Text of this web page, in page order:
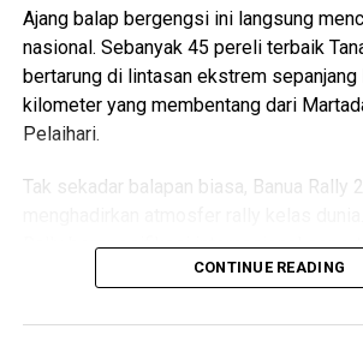
XXII/Tambun Bungai beserta seluruh
terselenggaranya kompetisi yang
peringatan Hari Ulang Tahun ke-1
Bungai,” sampai Gubernur H. Muhidin.
sekadar pertandingan, tetapi menjadi
Orang nomor satu di Kalsel itu
Ajang balap bergengsi ini langsung
nasional. Sebanyak 45 pereli terbaik
bertarung di lintasan ekstrem
kilometer yang membentang dari
Pelaihari.
Tak sekadar balapan biasa, Banua Rally
Rally berspesifikasi internasional seperti
Skoda RS, hingga Hyundai i20 N tampil
Kalimantan Selatan yang dikenal cepat,
CONTINUE READING